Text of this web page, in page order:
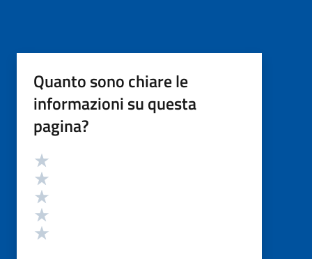
Quanto sono chiare le
informazioni su questa
pagina?
Valutazione